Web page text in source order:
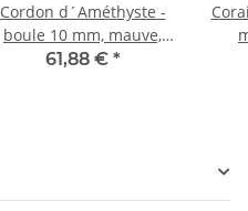
Cordon d´Améthyste -
boule 10 mm, mauve,
longueur 39 cm /4464
61,88 € *